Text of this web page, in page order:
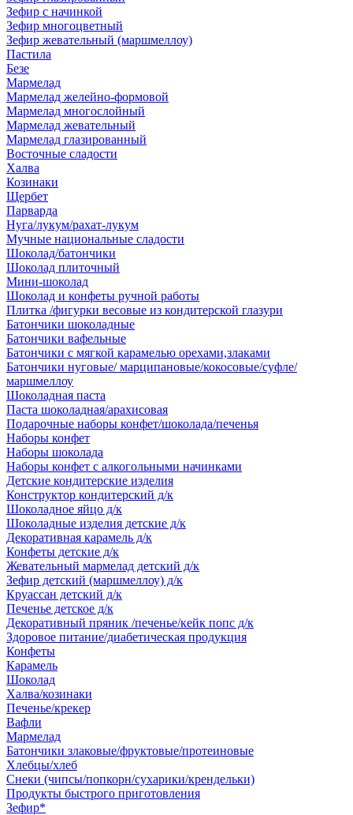
Зефир с начинкой
Зефир многоцветный
Зефир жевательный (маршмеллоу)
Пастила
Безе
Мармелад
Мармелад желейно-формовой
Мармелад многослойный
Мармелад жевательный
Мармелад глазированный
Восточные сладости
Халва
Козинаки
Щербет
Парварда
Нуга/лукум/рахат-лукум
Мучные национальные сладости
Шоколад/батончики
Шоколад плиточный
Мини-шоколад
Шоколад и конфеты ручной работы
Плитка /фигурки весовые из кондитерской глазури
Батончики шоколадные
Батончики вафельные
Батончики с мягкой карамелью орехами,злаками
Батончики нуговые/ марципановые/кокосовые/суфле/
маршмеллоу
Шоколадная паста
Паста шоколадная/арахисовая
Подарочные наборы конфет/шоколада/печенья
Наборы конфет
Наборы шоколада
Наборы конфет с алкогольными начинками
Детские кондитерские изделия
Конструктор кондитерский д/к
Шоколадное яйцо д/к
Шоколадные изделия детские д/к
Декоративная карамель д/к
Конфеты детские д/к
Жевательный мармелад детский д/к
Зефир детский (маршмеллоу) д/к
Круассан детский д/к
Печенье детское д/к
Декоративный пряник /печенье/кейк попс д/к
Здоровое питание/диабетическая продукция
Конфеты
Карамель
Шоколад
Халва/козинаки
Печенье/крекер
Вафли
Мармелад
Батончики злаковые/фруктовые/протеиновые
Хлебцы/хлеб
Снеки (чипсы/попкорн/сухарики/крендельки)
Продукты быстрого приготовления
Зефир*